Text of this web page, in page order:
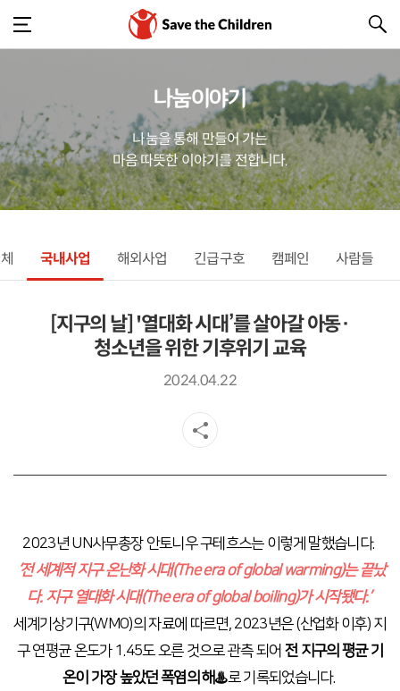
나눔이야기
나눔을 통해 만들어 가는
마음 따뜻한 이야기를 전합니다.
국내사업 해외사업 긴급구호 캠페인 사람들
[지구의 날] '열대화 시대’를 살아갈 아동·
청소년을 위한 기후위기 교육
2024.04.22
2023년 UN사무총장 안토니우 구테흐스는 이렇게 말했습니다.
‘전 세계적 지구 온난화 시대(The era of global warming)는 끝났
다. 지구 열대화 시대(The era of global boiling)가 시작됐다.’
세계기상기구(WMO)의 자료에 따르면, 2023년은 (산업화 이후) 지
구 연평균 온도가 1.45도 오른 것으로 관측 되어전 지구의 평균 기
온이 가장 높았던 폭염의 해♨로 기록되었습니다.